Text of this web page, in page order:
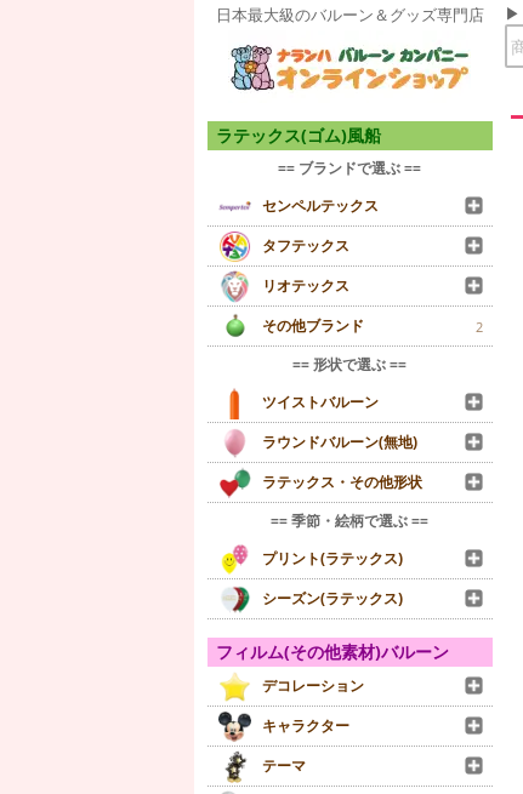
日本最大級のバルーン＆グッズ専門店
ラテックス(ゴム)風船
== ブランドで選ぶ ==
センペルテックス
タフテックス
リオテックス
その他ブランド
2
== 形状で選ぶ ==
ツイストバルーン
ラウンドバルーン(無地)
ラテックス・その他形状
== 季節・絵柄で選ぶ ==
プリント(ラテックス)
シーズン(ラテックス)
フィルム(その他素材)バルーン
デコレーション
キャラクター
テーマ